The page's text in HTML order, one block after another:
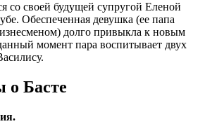
со своей будущей супругой Еленой
Обеспеченная девушка (ее папа
долго привыкла к новым
момент пара воспитывает двух
о Басте